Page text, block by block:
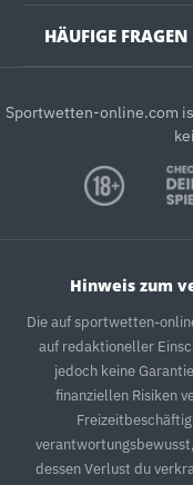
HÄUFIGE
Sportwetten-online.com
Hinweis zum
Die auf sportwetten-
auf redaktioneller
jedoch keine
finanziellen Risiken
dessen Verlust du